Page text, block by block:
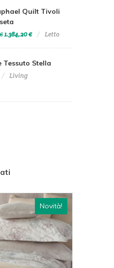
Quilt Tivoli
1.384,20 € Letto
Tessuto Stella
Living
Novità!